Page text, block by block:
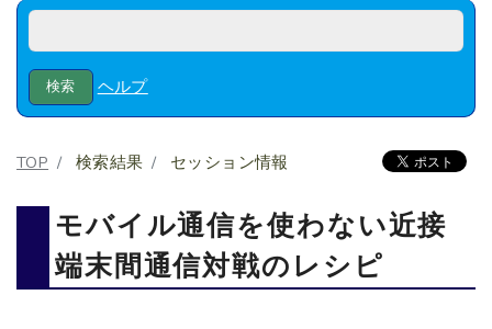
ヘルプ
TOP 検索結果 セッション情報
モバイル通信を使わない近接
端末間通信対戦のレシピ